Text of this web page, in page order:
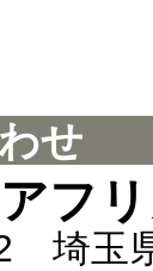
せ
フ
埼玉